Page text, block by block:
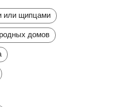
или щипцами
домов